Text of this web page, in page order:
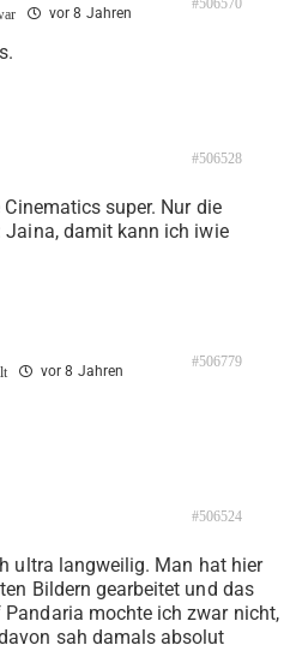
vor 8 Jahren
#506528
super. Nur die
Jaina, damit kann ich iwie
vor 8 Jahren
#506779
#506524
ultra langweilig. Man hat hier
Bildern gearbeitet und das
mochte ich zwar nicht,
sah damals absolut